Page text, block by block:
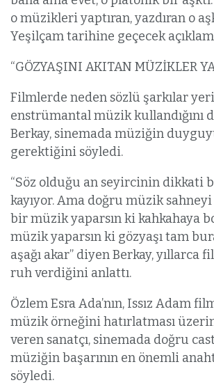
o müzikleri yaptıran, yazdıran o
Yeşilçam tarihine geçecek
“GÖZYAŞINI AKITAN MÜZİKLER
Filmlerde neden sözlü şarkılar
enstrümantal müzik kullandığını
Berkay, sinemada müziğin
gerektiğini söyledi.
“Söz olduğu an seyircinin dikkati
kayıyor. Ama doğru müzik
bir müzik yaparsın ki kahkahaya
müzik yaparsın ki gözyaşı tam
aşağı akar” diyen Berkay, yıllarca
ruh verdiğini anlattı.
Özlem Esra Ada’nın, Issız Adam
müzik örneğini hatırlatması
veren sanatçı, sinemada doğru
müziğin başarının en önemli
söyledi.